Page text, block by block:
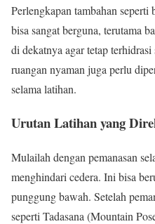
Perlengkapan tambahan seperti
bisa sangat berguna, terutama
di dekatnya agar tetap
ruangan nyaman juga perlu
selama latihan.
Urutan Latihan yang
Mulailah dengan pemanasan
menghindari cedera. Ini bisa
punggung bawah. Setelah
seperti Tadasana (Mountain